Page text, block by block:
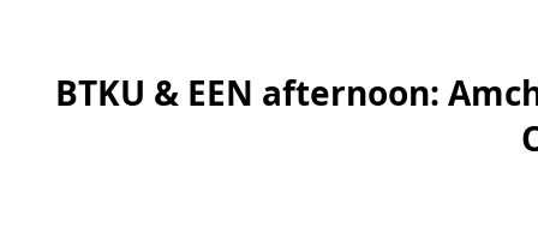
BTKU & EEN afternoon: